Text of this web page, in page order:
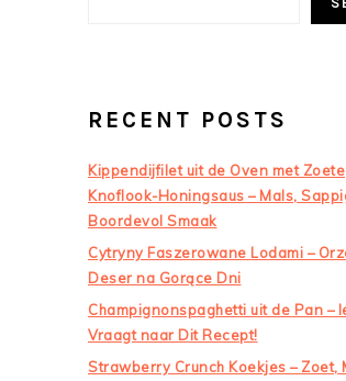
RECENT POSTS
Kippendijfilet uit de Oven met Zoete
Knoflook-Honingsaus – Mals,
Boordevol Smaak
Cytryny Faszerowane Lodami –
Deser na Gorące Dni
Champignonspaghetti uit de Pan –
Vraagt naar Dit Recept!
Strawberry Crunch Koekjes – Zoet,